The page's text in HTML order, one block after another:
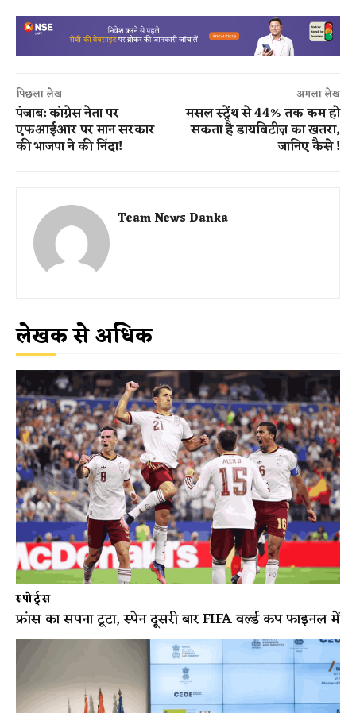
पिछला लेख
पंजाब: कांग्रेस नेता पर
एफआईआर पर मान सरकार
की भाजपा ने की निंदा!
अगला लेख
मसल स्ट्रेंथ से 44% तक कम हो
सकता है डायबिटीज़ का खतरा,
जानिए कैसे !
Team News Danka
लेखक से अधिक
स्पोर्ट्स
फ्रांस का सपना टूटा, स्पेन दूसरी बार FIFA वर्ल्ड कप फाइनल में